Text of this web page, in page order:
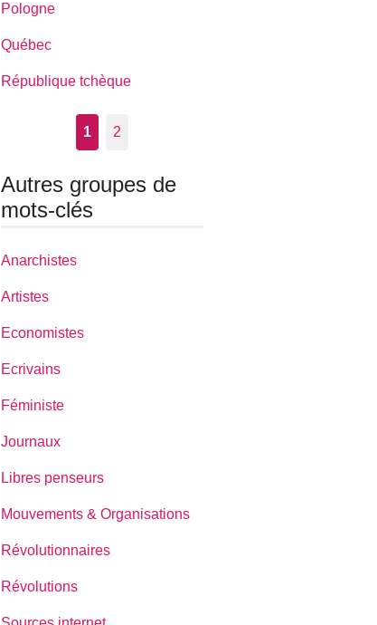
Pologne
Québec
République tchèque
1 2
Autres groupes de
mots-clés
Anarchistes
Artistes
Economistes
Ecrivains
Féministe
Journaux
Libres penseurs
Mouvements & Organisations
Révolutionnaires
Révolutions